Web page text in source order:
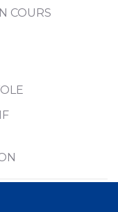
COURS